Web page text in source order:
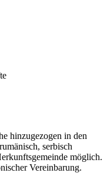
hinzugezogen in den
serbisch
möglich.
Vereinbarung.